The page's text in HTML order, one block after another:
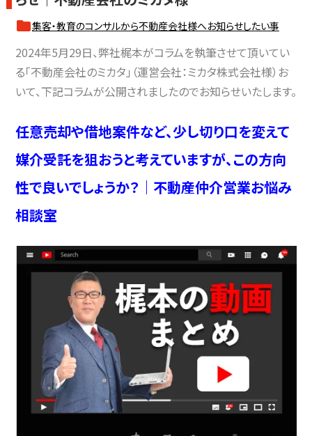
集客・教育のコンサルから不動産会社様へお知らせしたい事
2024年5月29日、弊社梶本がコラムを執筆させて頂いてい
る「不動産会社のミカタ」（運営会社：ミカタ株式会社様）お
いて、下記コラムが公開されましたのでお知らせいたします。
任意売却や借地案件など、少し切り口を変えて
媒介受託を狙おうと考えていますが、この方向
性で良いでしょうか？｜不動産仲介営業お悩み
相談室